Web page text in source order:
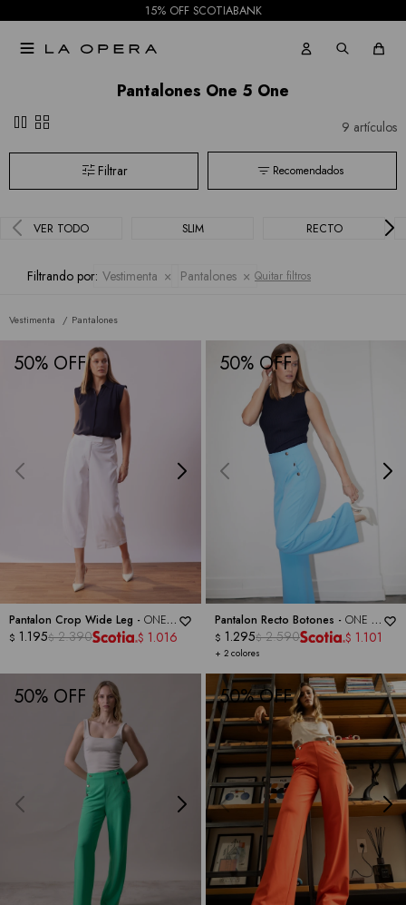
15% OFF SCOTIABANK

Pantalones One 5 One
pause grid_view 9 artículos
Recomendados
VER TODO SLIM RECTO
Filtrando por: Vestimenta Pantalones Quitar filtros
Vestimenta Pantalones
50
Pantalon Crop Wide Leg - ONE 5
ONE
$ 1.195$ 2.390 $ 1.016
50
Pantalon Recto Botones - ONE 5
ONE
+ 2 colores
$ 1.295$ 2.590 $ 1.101
50 50